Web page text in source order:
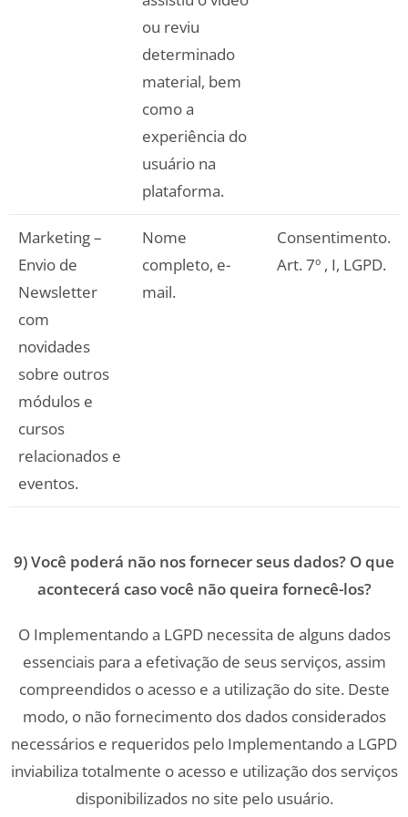
ou reviu
determinado
material, bem
como a
experiência do
usuário na
plataforma.
Marketing –
Envio de
Newsletter
com
novidades
sobre outros
módulos e
cursos
relacionados e
eventos.
Nome
completo, e-
mail.
Consentimento.
Art. 7º , I, LGPD.
9) Você poderá não nos fornecer seus dados? O que
acontecerá caso você não queira fornecê-los?
O Implementando a LGPD necessita de alguns dados
essenciais para a efetivação de seus serviços, assim
compreendidos o acesso e a utilização do site. Deste
modo, o não fornecimento dos dados considerados
necessários e requeridos pelo Implementando a LGPD
inviabiliza totalmente o acesso e utilização dos serviços
disponibilizados no site pelo usuário.